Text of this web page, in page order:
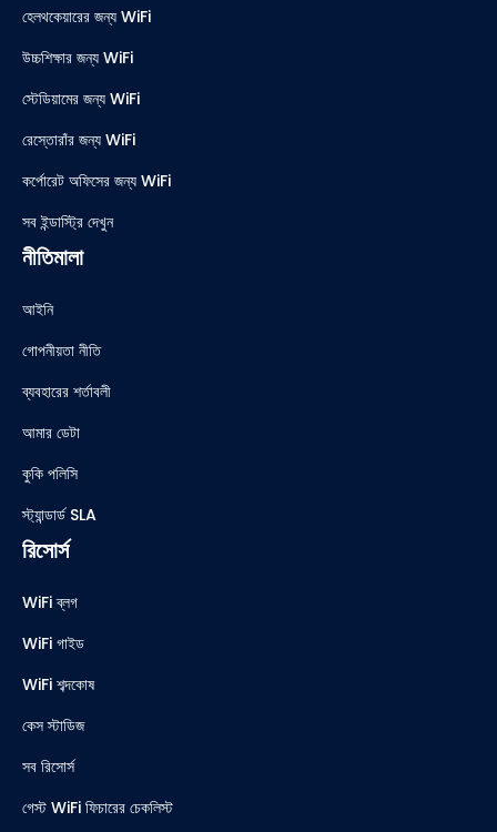
হেলথকেয়ারের জন্য WiFi
উচ্চশিক্ষার জন্য WiFi
স্টেডিয়ামের জন্য WiFi
রেস্তোরাঁর জন্য WiFi
কর্পোরেট অফিসের জন্য WiFi
সব ইন্ডাস্ট্রি দেখুন
নীতিমালা
আইনি
গোপনীয়তা নীতি
ব্যবহারের শর্তাবলী
আমার ডেটা
কুকি পলিসি
স্ট্যান্ডার্ড SLA
রিসোর্স
WiFi ব্লগ
WiFi গাইড
WiFi শব্দকোষ
কেস স্টাডিজ
সব রিসোর্স
গেস্ট WiFi ফিচারের চেকলিস্ট